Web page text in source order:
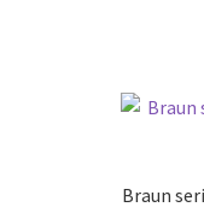
Asiakaspalvelu
Braun